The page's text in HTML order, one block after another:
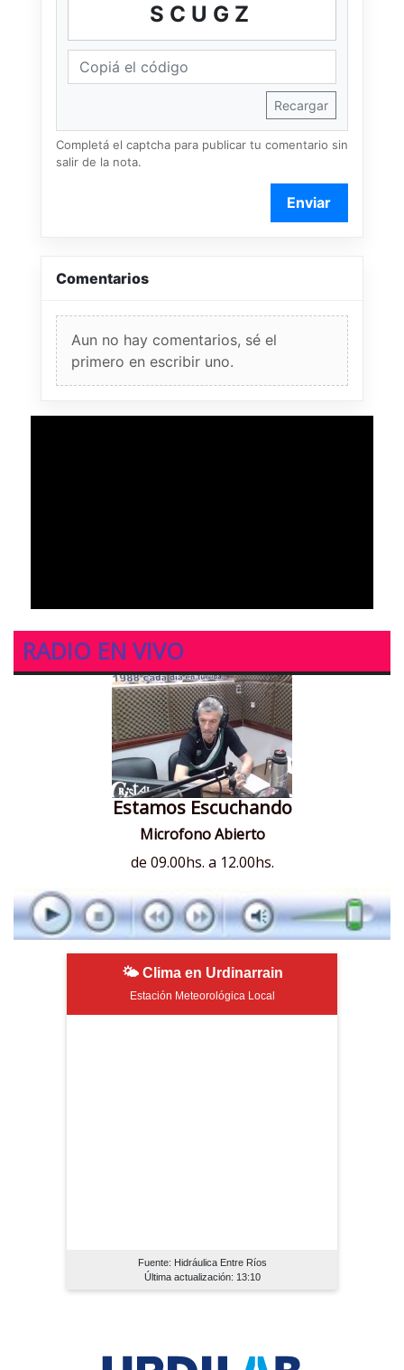
SCUGZ
Recargar
Completá el captcha para publicar tu comentario sin
salir de la nota.
Enviar
Comentarios
Aun no hay comentarios, sé el
primero en escribir uno.
RADIO EN VIVO
Estamos Escuchando
Microfono Abierto
de 09.00hs. a 12.00hs.
🌤 Clima en Urdinarrain
Estación Meteorológica Local
Fuente: Hidráulica Entre Ríos
Última actualización: 13:10